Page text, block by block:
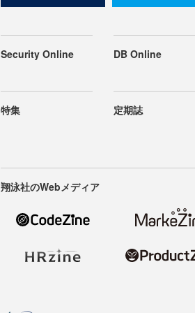
Security Online DB Online
特集 定期誌
翔泳社のWebメディア